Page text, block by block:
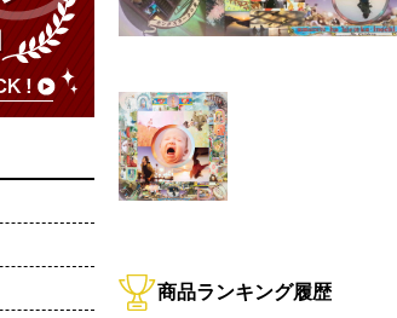
商品ランキング履歴